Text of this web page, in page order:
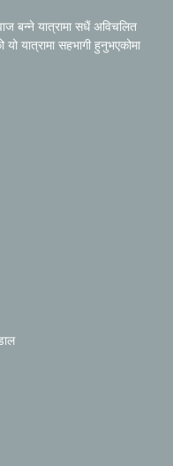
बन्ने यात्रामा सधैं अविचलित
यात्रामा सहभागी हुनुभएकोमा